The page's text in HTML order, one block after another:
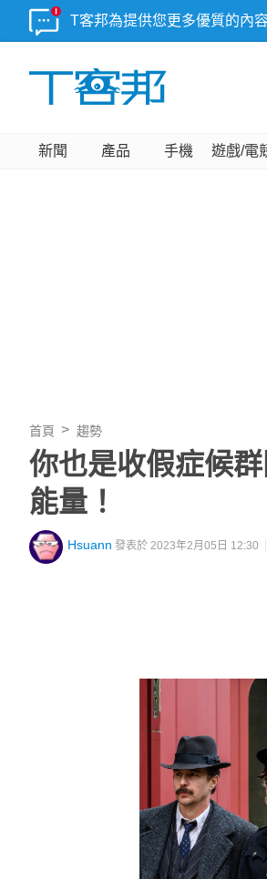
T客邦為提供您更多優質的內
新聞 產品 手機 遊戲/電
首頁 趨勢
你也是收假症候
能量！
Hsuann 發表於 2023年2月05日 12:30